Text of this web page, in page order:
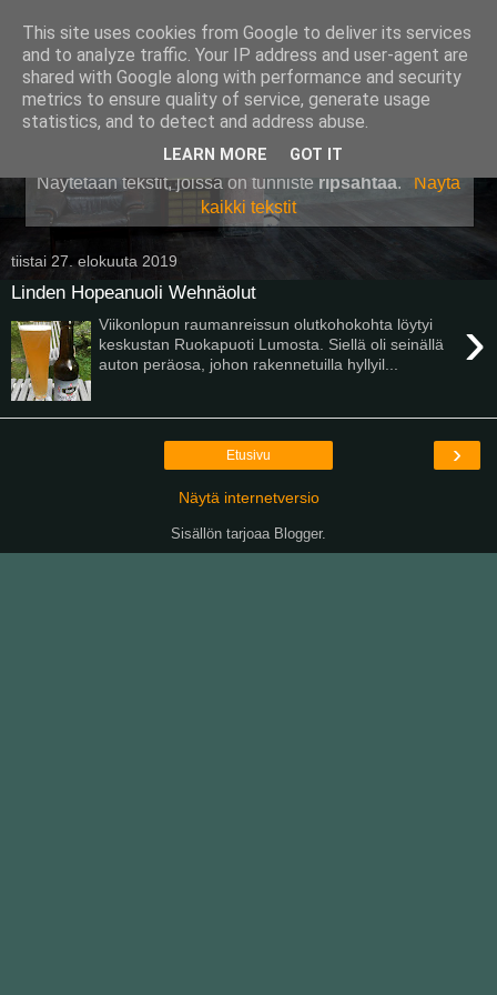
Pullollinen
Näytetään tekstit, joissa on tunniste ripsahtaa.
Näytä
kaikki tekstit
tiistai 27. elokuuta 2019
Linden Hopeanuoli Wehnäolut
›
Viikonlopun raumanreissun olutkohokohta löytyi
keskustan Ruokapuoti Lumosta. Siellä oli seinällä
auton peräosa, johon rakennetuilla hyllyil...
›
Etusivu
Näytä internetversio
Sisällön tarjoaa Blogger.
This site uses cookies from Google to deliver its services
and to analyze traffic. Your IP address and user-agent are
shared with Google along with performance and security
metrics to ensure quality of service, generate usage
statistics, and to detect and address abuse.
LEARN MORE GOT IT